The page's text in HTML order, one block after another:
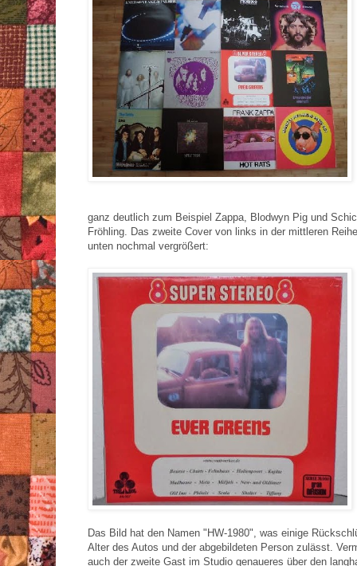
ganz deutlich zum Beispiel Zappa, Blodwyn Pig und
Fröhling. Das zweite Cover von links in der mittleren
unten nochmal vergrößert:
Das Bild hat den Namen "HW-1980", was einige
Alter des Autos und der abgebildeten Person zulässt.
auch der zweite Gast im Studio genaueres über den